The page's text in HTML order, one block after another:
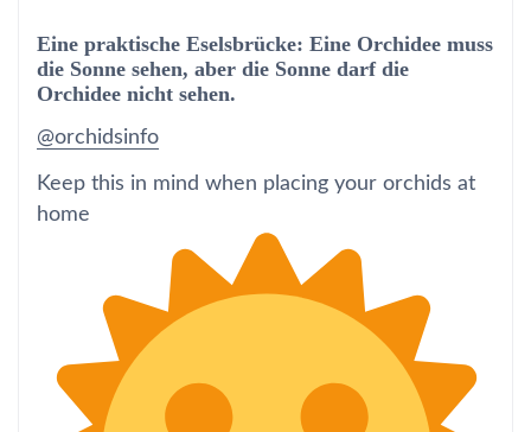
Eine praktische Eselsbrücke: Eine Orchidee muss
die Sonne sehen, aber die Sonne darf die
Orchidee nicht sehen.
@orchidsinfo
Keep this in mind when placing your orchids at
home